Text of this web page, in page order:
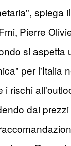
spiega
Pierre
si aspetta
per l'Italia
i rischi
dai prezzi